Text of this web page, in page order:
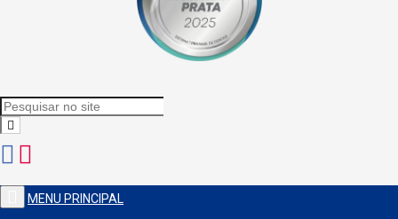
MENU PRINCIPAL